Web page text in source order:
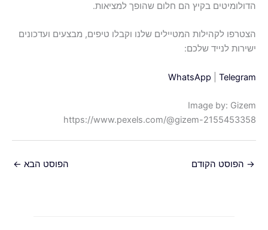
הדולומיטים בקיץ הם חלום שהופך למציאות.
הצטרפו לקהילות המטיילים שלנו וקבלו טיפים, מבצעים ועדכונים
ישירות לנייד שלכם:
WhatsApp Telegram
Image by: Gizem
https://www.pexels.com/@gizem-2155453358
→ הפוסט הקודם הפוסט הבא ←